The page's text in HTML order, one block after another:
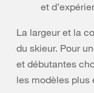
et
La largeur et la
du skieur. Pour
et débutantes
les modèles plus